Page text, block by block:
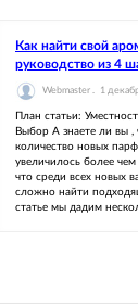
Как найти свой
руководство из 4
Webmaster . 1
План статьи:
Выбор А знаете ли вы ,
количество новых
увеличилось более чем
что среди всех новых
сложно найти
статье мы дадим